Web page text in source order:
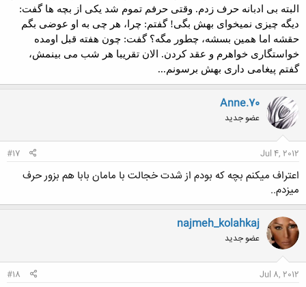
البته بی ادبانه حرف زدم. وقتی حرفم تموم شد یکی از بچه ها گفت:
دیگه چیزی نمیخوای بهش بگی! گفتم: چرا، هر چی به او عوضی بگم
حقشه اما همین بسشه، چطور مگه؟ گفت: چون هفته قبل اومده
خواستگاری خواهرم و عقد کردن. الان تقریبا هر شب می بینمش،
گفتم پیغامی داری بهش برسونم...
Anne.70
عضو جدید
Jul 4, 2012
#17
اعتراف میکنم بچه که بودم از شدت خجالت با مامان بابا هم بزور حرف
میزدم..
najmeh_kolahkaj
عضو جدید
Jul 8, 2012
#18